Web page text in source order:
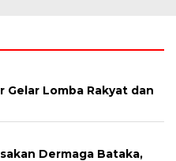
Gelar Lomba Rakyat dan
Dermaga Bataka,